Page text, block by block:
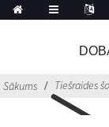
Sākums Tiešraides